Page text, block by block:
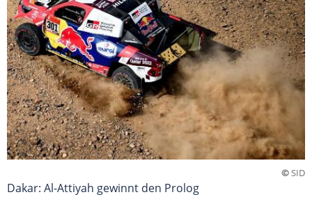
©SID
Dakar: Al-Attiyah gewinnt den Prolog